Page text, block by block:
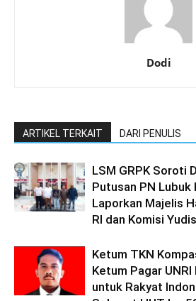
Dodi
ARTIKEL TERKAIT DARI PENULIS
LSM GRPK Soroti
Putusan PN Lubuk
Laporkan Majelis
RI dan Komisi
Ketum TKN
Ketum Pagar
untuk Rakyat